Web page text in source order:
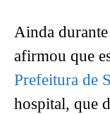
Ainda
afirmou que
Prefeitura de
hospital, que